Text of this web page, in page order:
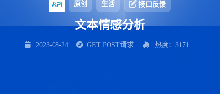
原创 生活 接口反馈
文本情感分析
2023-08-24 GET POST请求 热度：3171